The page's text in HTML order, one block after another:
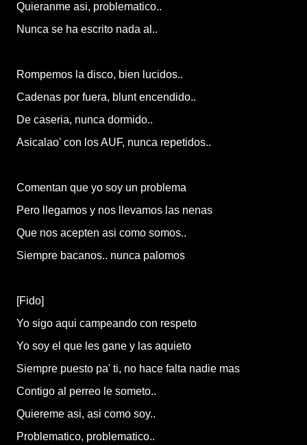
Quieranme asi, problematico..
Nunca se ha escrito nada al..
Rompemos la disco, bien lucidos..
Cadenas por fuera, blunt encendido..
De caseria, nunca dormido..
Asicalao' con los AUF, nunca repetidos..
Comentan que yo soy un problema
Pero llegamos y nos llevamos las nenas
Que nos acepten asi como somos..
Siempre bacanos.. nunca palomos
[Fido]
Yo sigo aqui campeando con respeto
Yo soy el que les gane y las aquieto
Siempre puesto pa' ti, no hace falta nadie mas
Contigo al perreo le someto..
Quiereme asi, asi como soy..
Problematico, problematico..